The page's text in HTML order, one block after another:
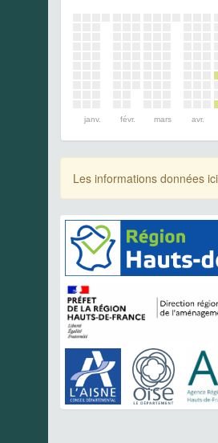
janv. févr. mars avr.
Les informations données